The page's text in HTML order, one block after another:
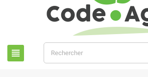
view_headline